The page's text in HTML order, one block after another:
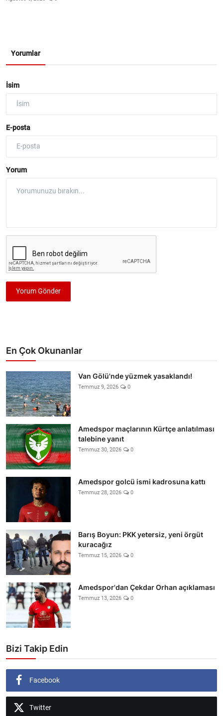
Yorumlar
İsim
E-posta
Yorum
Yorum Gönder
En Çok Okunanlar
Van Gölü'nde yüzmek yasaklandı!
Temmuz 9, 2026 0
Amedspor maçlarının Kürtçe anlatılması
talebine yanıt
Temmuz 30, 2026 0
Amedspor golcü ismi kadrosuna kattı
Temmuz 28, 2026 0
Barış Boyun: PKK yetersiz, yeni örgüt
kuracağız
Temmuz 15, 2026 0
Amedspor'dan Çekdar Orhan açıklaması
Temmuz 13, 2026 0
Bizi Takip Edin
Facebook
Twitter